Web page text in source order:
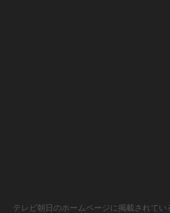
テレビ朝日のホームページに掲載されて